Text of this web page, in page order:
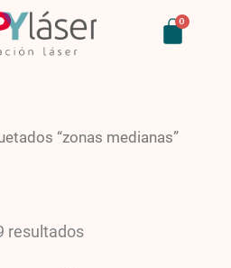
0
“zonas medianas”
resultados